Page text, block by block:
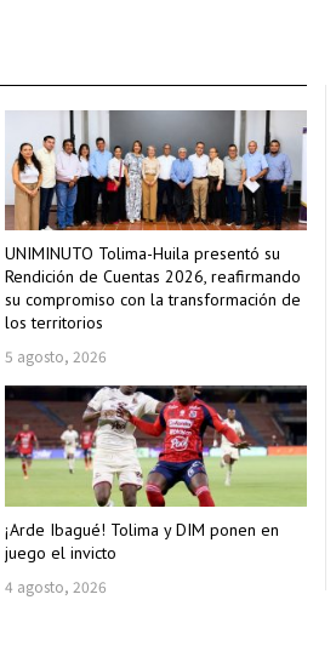
UNIMINUTO Tolima-Huila presentó su
Rendición de Cuentas 2026, reafirmando
su compromiso con la transformación de
los territorios
5 agosto, 2026
¡Arde Ibagué! Tolima y DIM ponen en
juego el invicto
4 agosto, 2026